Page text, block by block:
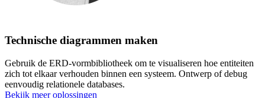
Technische diagrammen maken
Gebruik de ERD-vormbibliotheek om te visualiseren hoe entiteiten
zich tot elkaar verhouden binnen een systeem. Ontwerp of debug
eenvoudig relationele databases.
Bekijk meer oplossingen